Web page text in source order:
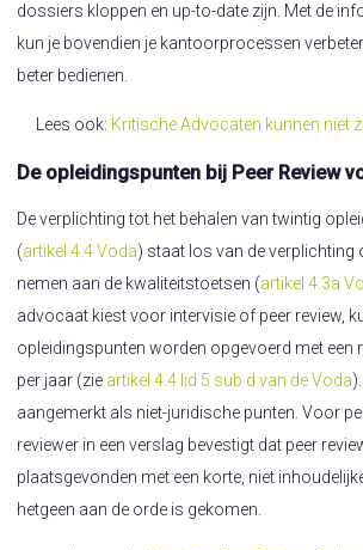
dossiers kloppen en up-to-date zijn. Met de
kun je bovendien je kantoorprocessen
beter bedienen.
Lees ook: Kritische Advocaten kunnen niet
De opleidingspunten bij Peer Review
De verplichting tot het behalen van twintig
(artikel 4.4 Voda) staat los van de verplichting
nemen aan de kwaliteitstoetsen (artikel 4.3a
advocaat kiest voor intervisie of peer review,
opleidingspunten worden opgevoerd met een
per jaar (zie artikel 4.4 lid 5 sub d van de Voda
aangemerkt als niet-juridische punten. Voor
reviewer in een verslag bevestigt dat peer
plaatsgevonden met een korte, niet
hetgeen aan de orde is gekomen.